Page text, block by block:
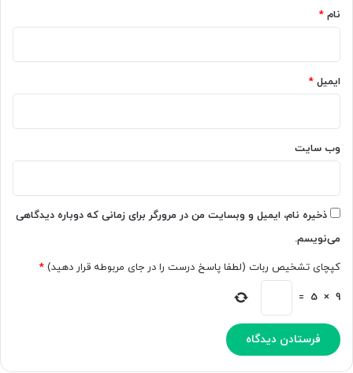
نام *
ایمیل *
وب‌ سایت
ذخیره نام، ایمیل و وبسایت من در مرورگر برای زمانی که دوباره دیدگاهی
می‌نویسم.
کپچای تشخیص ربات (لطفا پاسخ درست را در جای مربوطه قرار دهید) *
9
×
5
=